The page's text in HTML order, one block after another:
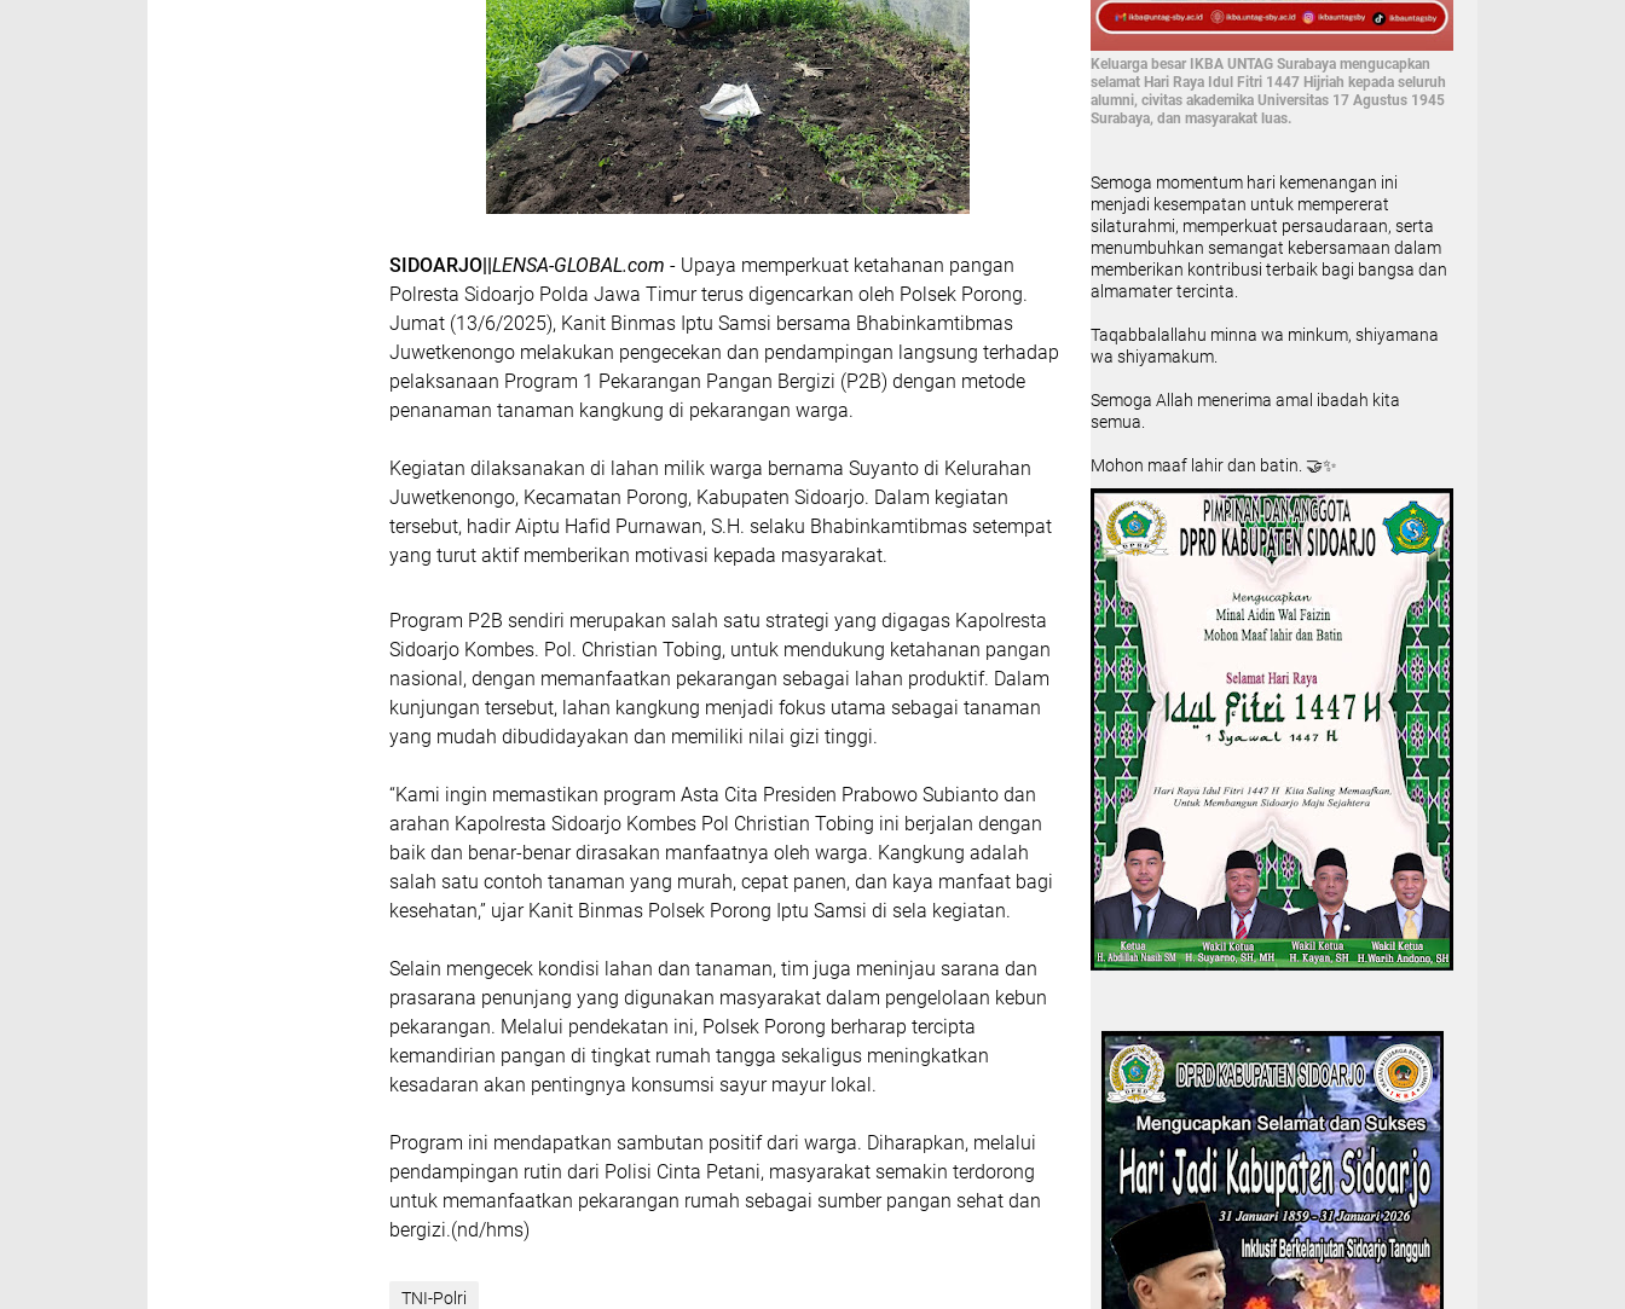
SIDOARJO||LENSA-GLOBAL.com - Upaya memperkuat ketahanan pangan
Polresta Sidoarjo Polda Jawa Timur terus digencarkan oleh Polsek Porong.
Jumat (13/6/2025), Kanit Binmas Iptu Samsi bersama Bhabinkamtibmas
Juwetkenongo melakukan pengecekan dan pendampingan langsung terhadap
pelaksanaan Program 1 Pekarangan Pangan Bergizi (P2B) dengan metode
penanaman tanaman kangkung di pekarangan warga.
Kegiatan dilaksanakan di lahan milik warga bernama Suyanto di Kelurahan
Juwetkenongo, Kecamatan Porong, Kabupaten Sidoarjo. Dalam kegiatan
tersebut, hadir Aiptu Hafid Purnawan, S.H. selaku Bhabinkamtibmas setempat
yang turut aktif memberikan motivasi kepada masyarakat.
Program P2B sendiri merupakan salah satu strategi yang digagas Kapolresta
Sidoarjo Kombes. Pol. Christian Tobing, untuk mendukung ketahanan pangan
nasional, dengan memanfaatkan pekarangan sebagai lahan produktif. Dalam
kunjungan tersebut, lahan kangkung menjadi fokus utama sebagai tanaman
yang mudah dibudidayakan dan memiliki nilai gizi tinggi.
“Kami ingin memastikan program Asta Cita Presiden Prabowo Subianto dan
arahan Kapolresta Sidoarjo Kombes Pol Christian Tobing ini berjalan dengan
baik dan benar-benar dirasakan manfaatnya oleh warga. Kangkung adalah
salah satu contoh tanaman yang murah, cepat panen, dan kaya manfaat bagi
kesehatan,” ujar Kanit Binmas Polsek Porong Iptu Samsi di sela kegiatan.
Selain mengecek kondisi lahan dan tanaman, tim juga meninjau sarana dan
prasarana penunjang yang digunakan masyarakat dalam pengelolaan kebun
pekarangan. Melalui pendekatan ini, Polsek Porong berharap tercipta
kemandirian pangan di tingkat rumah tangga sekaligus meningkatkan
kesadaran akan pentingnya konsumsi sayur mayur lokal.
Program ini mendapatkan sambutan positif dari warga. Diharapkan, melalui
pendampingan rutin dari Polisi Cinta Petani, masyarakat semakin terdorong
untuk memanfaatkan pekarangan rumah sebagai sumber pangan sehat dan
bergizi.(nd/hms)
TNI-Polri
Keluarga besar IKBA UNTAG Surabaya mengucapkan
selamat Hari Raya Idul Fitri 1447 Hijriah kepada seluruh
alumni, civitas akademika Universitas 17 Agustus 1945
Surabaya, dan masyarakat luas.
Semoga momentum hari kemenangan ini
menjadi kesempatan untuk mempererat
silaturahmi, memperkuat persaudaraan, serta
menumbuhkan semangat kebersamaan dalam
memberikan kontribusi terbaik bagi bangsa dan
almamater tercinta.
Taqabbalallahu minna wa minkum, shiyamana
wa shiyamakum.
Semoga Allah menerima amal ibadah kita
semua.
Mohon maaf lahir dan batin. 🤝✨